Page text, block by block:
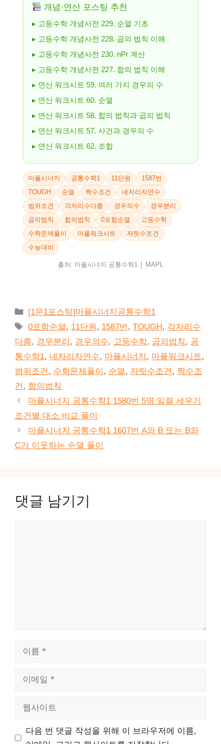
개념·연산 포스팅 추천
▸ 고등수학 개념사전 229. 순열 기초
▸ 고등수학 개념사전 228. 곱의 법칙 이해
▸ 고등수학 개념사전 230. nPr 계산
▸ 고등수학 개념사전 227. 합의 법칙 이해
▸ 연산 워크시트 59. 여러 가지 경우의 수
▸ 연산 워크시트 60. 순열
▸ 연산 워크시트 58. 합의 법칙과 곱의 법칙
▸ 연산 워크시트 57. 사건과 경우의 수
▸ 연산 워크시트 62. 조합
마플시너지 공통수학1 11단원
1587번
TOUGH
순열 짝수조건
네자리자연수
범위조건
각자리수다름 경우의수
경우분리
곱의법칙
합의법칙 0포함순열
고등수학
수학문제풀이
마플워크시트
자릿수조건
수능대비
출처: 마플시너지 공통수학1 │ MAPL
카
테
리
[1문1포스팅]마플시너지공통수학1
태
그
0포함순열, 11단원, 1587번,TOUGH, 각자리수
다름, 경우분리 , 경우의수, 고등수학, 곱의법칙, 공
통수학1, 네자리자연수, 마플시너지 , 마플워크시트,
범위조건, 수학문제풀이 , 순열, 자릿수조건, 짝수조
건, 합의법칙
마플시너지 공통수학1 1580번 5명 일렬 세우기
조건별 대소 비교 풀이
마플시너지 공통수학1 1607번 A와 B 또는 B와
C가 이웃하는 순열 풀이
댓글 남기기
다음 번 댓글 작성을 위해 이 브라우저에 이름,